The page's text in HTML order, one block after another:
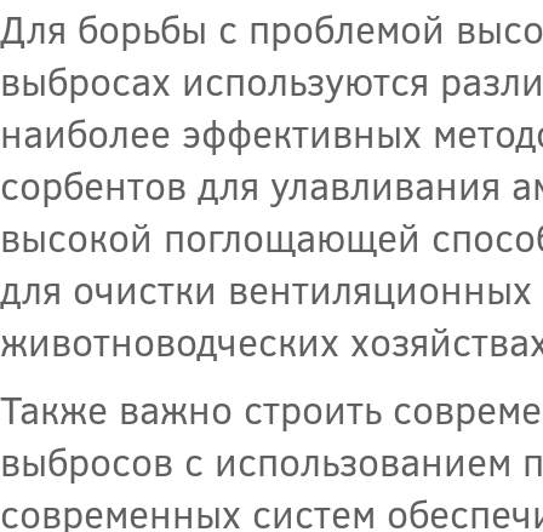
Для борьбы с проблемой
выбросах используются
наиболее эффективных
сорбентов для улавливания
высокой поглощающей
для очистки
животноводческих
Также важно строить
выбросов с использованием
современных систем